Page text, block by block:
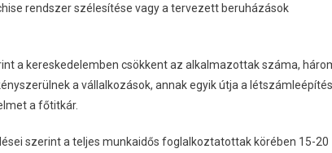
rendszer szélesítése vagy a tervezett beruházások
a kereskedelemben csökkent az alkalmazottak száma,
a vállalkozások, annak egyik útja a
a főtitkár.
szerint a teljes munkaidős foglalkoztatottak körében 15-20